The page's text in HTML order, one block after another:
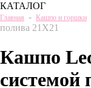
КАТАЛОГ
Главная - Кашпо и горшки
полива 21Х21
Кашпо
системой